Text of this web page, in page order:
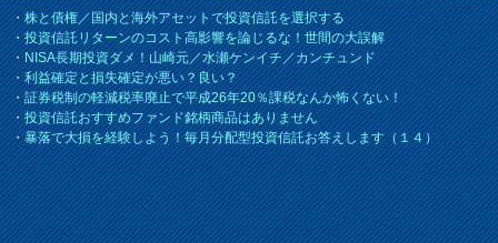
・株と債権／国内と海外アセットで投資信託を選択する
・投資信託リターンのコスト高影響を論じるな！世間の大誤解
・NISA長期投資ダメ！山崎元／水瀬ケンイチ／カンチュンド
・利益確定と損失確定が悪い？良い？
・証券税制の軽減税率廃止で平成26年20％課税なんか怖くない！
・投資信託おすすめファンド銘柄商品はありません
・暴落で大損を経験しよう！毎月分配型投資信託お答えします（１４）